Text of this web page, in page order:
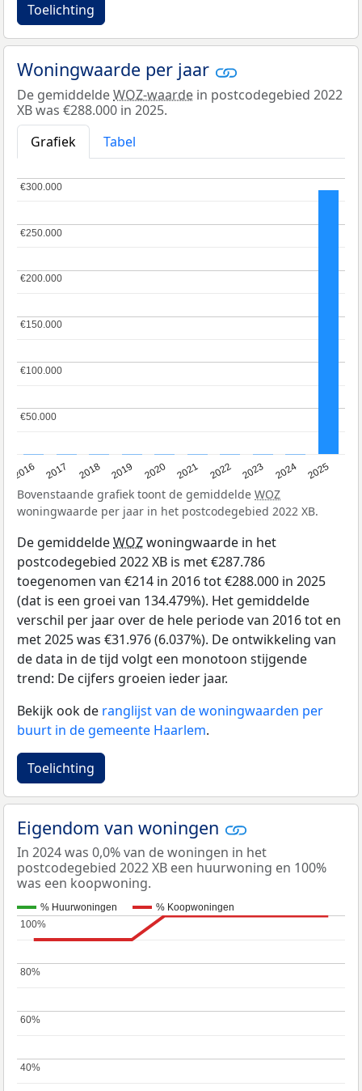
Toelichting
Woningwaarde per jaar
De gemiddeldeWOZ-waarde in postcodegebied 2022
XB was €288.000 in 2025.
Grafiek
Tabel
2016 2017 2018 2019 2020 2021 2022 2023 2024 2025
€50.000
€50.000
€100.000
€100.000
€150.000
€150.000
€200.000
€200.000
€250.000
€250.000
€300.000
€300.000
Bovenstaande grafiek toont de gemiddelde WOZ
woningwaarde per jaar in het postcodegebied 2022 XB.
De gemiddeldeWOZwoningwaarde in het
postcodegebied 2022 XB is met €287.786
toegenomen van €214 in 2016 tot €288.000 in 2025
(dat is een groei van 134.479%). Het gemiddelde
verschil per jaar over de hele periode van 2016 tot en
met 2025 was €31.976 (6.037%). De ontwikkeling van
de data in de tijd volgt een monotoon stijgende
trend: De cijfers groeien ieder jaar.
Bekijk ook de ranglijst van de woningwaarden per
buurt in de gemeente Haarlem.
Toelichting
Eigendom van woningen
In 2024 was 0,0% van de woningen in het
postcodegebied 2022 XB een huurwoning en 100%
was een koopwoning.
% Huurwoningen % Koopwoningen
40%
40%
60%
60%
80%
80%
100%
100%